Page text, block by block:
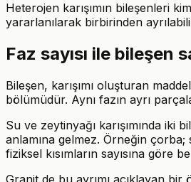
Heterojen karışımın bileşenleri
yararlanılarak birbirinden
Faz sayısı ile bileşen
Bileşen, karışımı oluşturan
bölümüdür. Aynı fazın ayrı
Su ve zeytinyağı karışımında iki
anlamına gelmez. Örneğin
fiziksel kısımların sayısına göre